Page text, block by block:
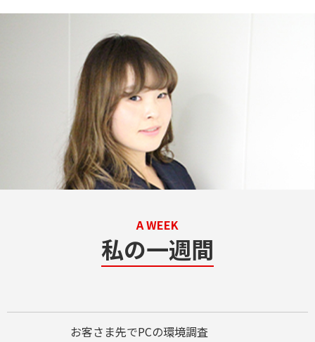
私の一週間
A WEEK
お客さま先でPCの環境調査